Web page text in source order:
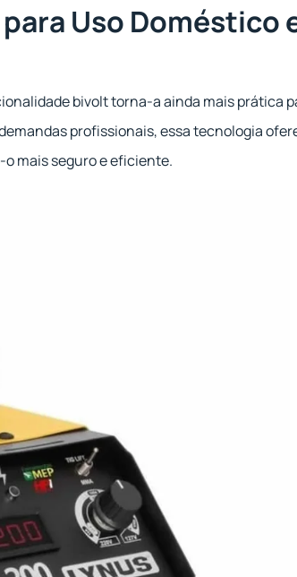
Uso Doméstico
bivolt torna-a ainda mais prática
profissionais, essa tecnologia
mais seguro e eficiente.